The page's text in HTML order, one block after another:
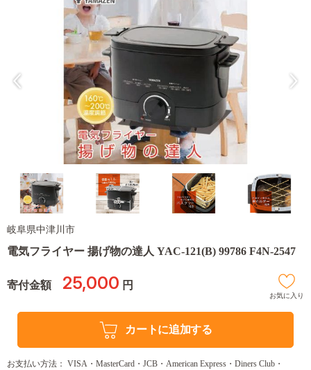
岐阜県中津川市
電気フライヤー 揚げ物の達人 YAC-121(B) 99786 F4N-2547
寄付金額 25,000 円
お気に入り
カートに追加する
お支払い方法： VISA・MasterCard・JCB・American Express・Diners Club・